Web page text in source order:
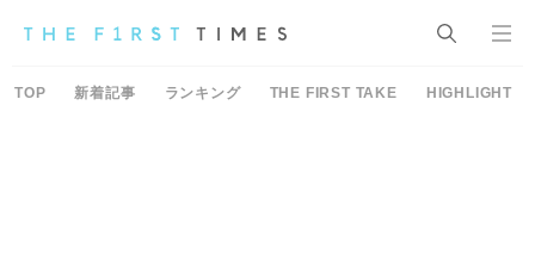
TOP 新着記事 ランキング THE FIRST TAKE HIGHLIGHT